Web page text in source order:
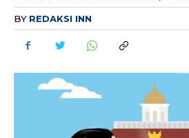
BY REDAKSI INN